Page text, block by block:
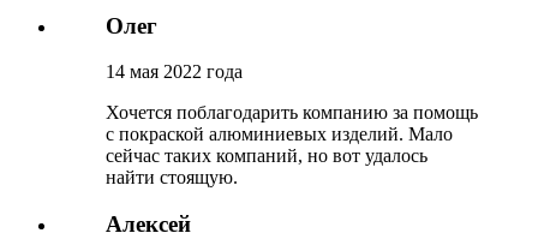
Олег
14 мая 2022 года
Хочется поблагодарить компанию за помощь
с покраской алюминиевых изделий. Мало
сейчас таких компаний, но вот удалось
найти стоящую.
Алексей